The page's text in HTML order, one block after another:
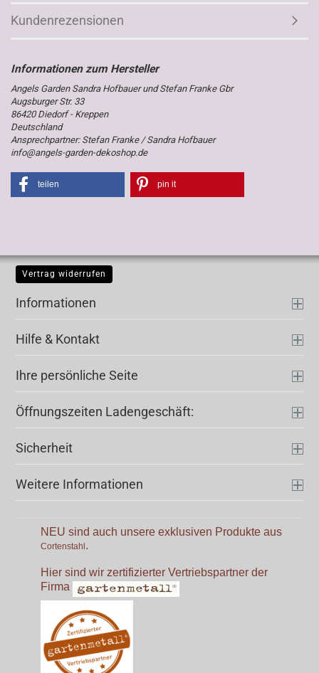
Kundenrezensionen
Angels Garden Sandra Hofbauer und Stefan Franke Gbr
Augsburger Str. 33
86420 Diedorf - Kreppen
Deutschland
Ansprechpartner: Stefan Franke / Sandra Hofbauer
info@angels-garden-dekoshop.de
teilen pin it
Vertrag widerrufen
Informationen
Hilfe & Kontakt
Ihre persönliche Seite
Öffnungszeiten Ladengeschäft:
Sicherheit
Weitere Informationen
NEU sind auch unsere exklusiven Produkte aus
Cortenstahl.
Hier sind wir zertifizierter Vertriebspartner der
Firma